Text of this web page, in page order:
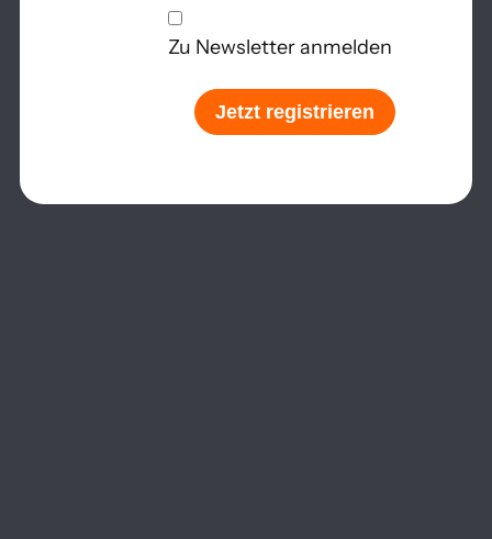
Zu Newsletter anmelden
Jetzt registrieren